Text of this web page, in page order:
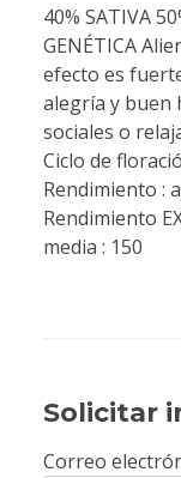
40% SATIVA
GENÉTICA
efecto es
alegría y buen
sociales o
Ciclo de
Rendimiento :
Rendimiento
media : 150
Solicitar
Correo